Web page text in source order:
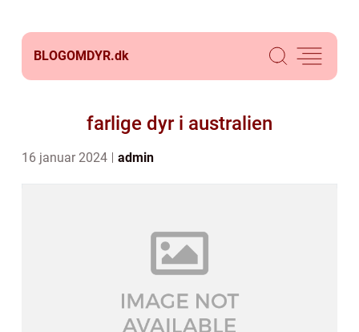
BLOGOMDYR.dk
farlige dyr i australien
16 januar 2024 admin